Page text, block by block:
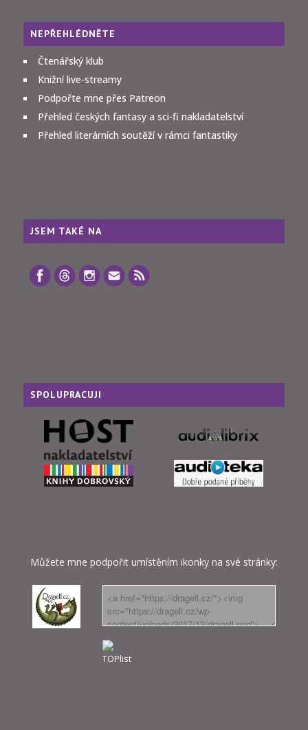
NEPŘEHLÉDNĚTE
Čtenářský klub
Knižní live-streamy
Podpořte mne přes Patreon
Přehled českých fantasy a sci-fi nakladatelství
Přehled literárních soutěží v rámci fantastiky
JSEM TAKÉ NA
SPOLUPRACUJI
Můžete mne podpořit umístěním ikonky na své stránky: